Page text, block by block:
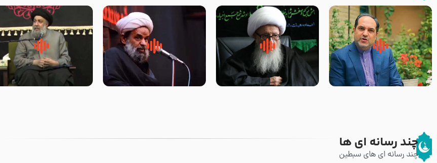
پیامبر صلی الله علیه وآله و سلم
فرمودند وای بر بچه های آخر
زوّار اربعین امام حسین (علیه
السلام) با این اشتیاق به زیارت
روضه جانسوز پاره های جگر امام
حسن مجتبی علیه السلام-حجت
لقب حضرت رقیه سلام الله علیها
به چه معناست – حجت الاسلام
چند رسانه ای ها
چند رسانه ای های سبطین